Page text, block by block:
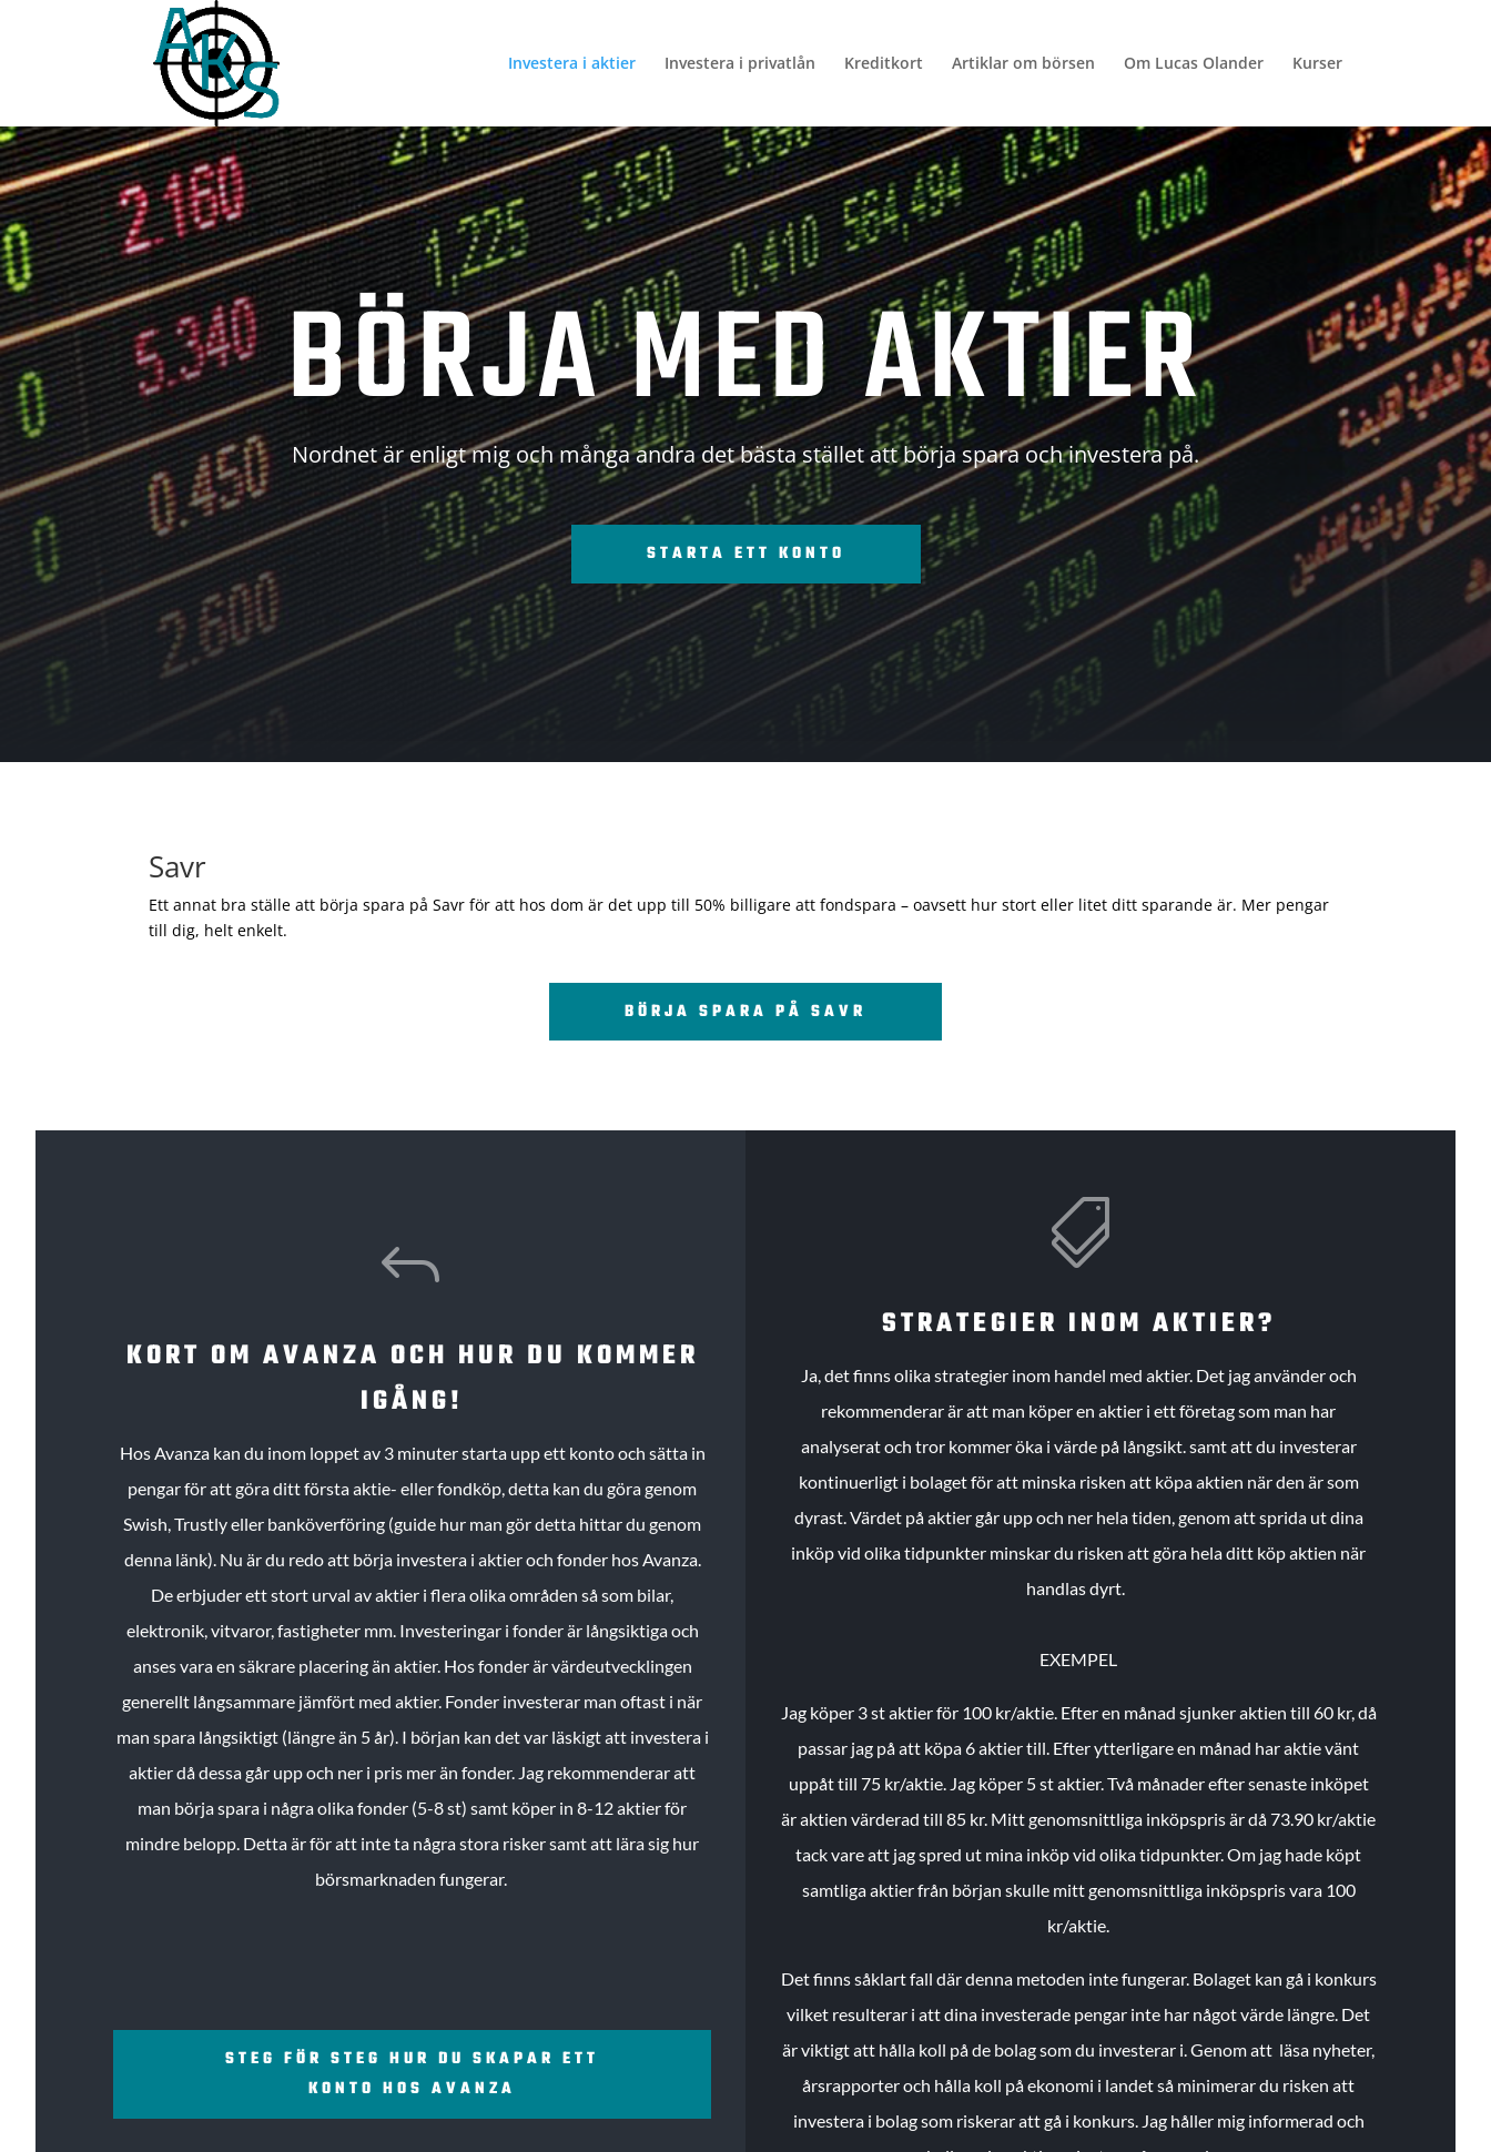
Investera i aktier Investera i privatlån Kreditkort Artiklar om börsen Om Lucas Olander Kurser
BÖRJA MED AKTIER
Nordnet är enligt mig och många andra det bästa stället att börja spara och investera på.
STARTA ETT KONTO
Savr
Ett annat bra ställe att börja spara på Savr för att hos dom är det upp till 50% billigare att fondspara – oavsett hur stort eller litet ditt sparande är. Mer pengar
till dig, helt enkelt.
BÖRJA SPARA PÅ SAVR
J
KORT OM AVANZA OCH HUR DU KOMMER
IGÅNG!
Hos Avanza kan du inom loppet av 3 minuter starta upp ett konto och sätta in
pengar för att göra ditt första aktie- eller fondköp, detta kan du göra genom
Swish, Trustly eller banköverföring (guide hur man gör detta hittar du genom
denna länk). Nu är du redo att börja investera i aktier och fonder hos Avanza.
De erbjuder ett stort urval av aktier i flera olika områden så som bilar,
elektronik, vitvaror, fastigheter mm. Investeringar i fonder är långsiktiga och
anses vara en säkrare placering än aktier. Hos fonder är värdeutvecklingen
generellt långsammare jämfört med aktier. Fonder investerar man oftast i när
man spara långsiktigt (längre än 5 år). I början kan det var läskigt att investera i
aktier då dessa går upp och ner i pris mer än fonder. Jag rekommenderar att
man börja spara i några olika fonder (5-8 st) samt köper in 8-12 aktier för
mindre belopp. Detta är för att inte ta några stora risker samt att lära sig hur
börsmarknaden fungerar.
STEG FÖR STEG HUR DU SKAPAR ETT
KONTO HOS AVANZA

STRATEGIER INOM AKTIER?
Ja, det finns olika strategier inom handel med aktier. Det jag använder och
rekommenderar är att man köper en aktier i ett företag som man har
analyserat och tror kommer öka i värde på långsikt. samt att du investerar
kontinuerligt i bolaget för att minska risken att köpa aktien när den är som
dyrast. Värdet på aktier går upp och ner hela tiden, genom att sprida ut dina
inköp vid olika tidpunkter minskar du risken att göra hela ditt köp aktien när
handlas dyrt.
EXEMPEL
Jag köper 3 st aktier för 100 kr/aktie. Efter en månad sjunker aktien till 60 kr, då
passar jag på att köpa 6 aktier till. Efter ytterligare en månad har aktie vänt
uppåt till 75 kr/aktie. Jag köper 5 st aktier.Två månader efter senaste inköpet
är aktien värderad till 85 kr. Mitt genomsnittliga inköpspris är då 73.90 kr/aktie
tack vare att jag spred ut mina inköp vid olika tidpunkter. Om jag hade köpt
samtliga aktier från början skulle mitt genomsnittliga inköpspris vara 100
kr/aktie.
Det finns såklart fall där denna metoden inte fungerar. Bolaget kan gå i konkurs
vilket resulterar i att dina investerade pengar inte har något värde längre. Det
är viktigt att hålla koll på de bolag som du investerar i. Genom att läsa nyheter,
årsrapporter och hålla koll på ekonomi i landet så minimerar du risken att
investera i bolag som riskerar att gå i konkurs. Jag håller mig informerad och